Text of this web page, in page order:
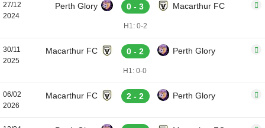
27/12
2024
Perth Glory 0 - 3 Macarthur FC
H1: 0-2
30/11
2025
Macarthur FC 0 - 2 Perth Glory
H1: 0-0
06/02
2026
Macarthur FC 2 - 2 Perth Glory